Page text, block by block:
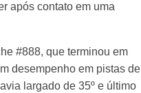
após contato em uma
#888, que terminou em
desempenho em pistas de
largado de 35º e último